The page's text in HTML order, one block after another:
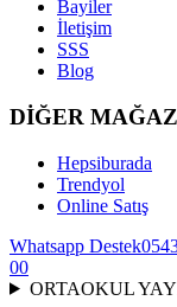
Bayiler
İletişim
SSS
Blog
DİĞER
Hepsiburada
Trendyol
Online Satış
Whatsapp Destek
00
ORTAOKUL